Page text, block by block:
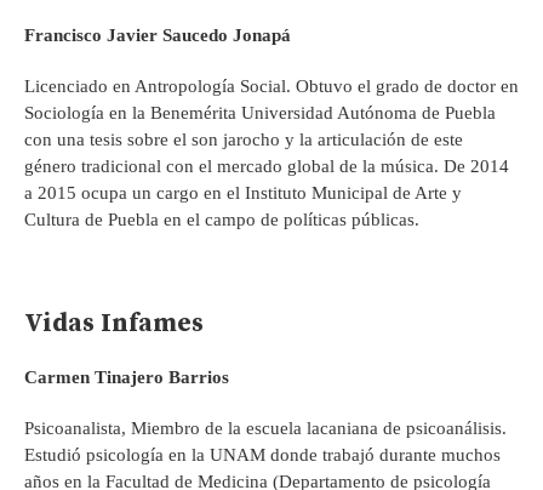
Francisco Javier Saucedo Jonapá
Licenciado en Antropología Social. Obtuvo el grado de doctor en
Sociología en la Benemérita Universidad Autónoma de Puebla
con una tesis sobre el son jarocho y la articulación de este
género tradicional con el mercado global de la música. De 2014
a 2015 ocupa un cargo en el Instituto Municipal de Arte y
Cultura de Puebla en el campo de políticas públicas.
Vidas Infames
Carmen Tinajero Barrios
Psicoanalista, Miembro de la escuela lacaniana de psicoanálisis.
Estudió psicología en la UNAM donde trabajó durante muchos
años en la Facultad de Medicina (Departamento de psicología